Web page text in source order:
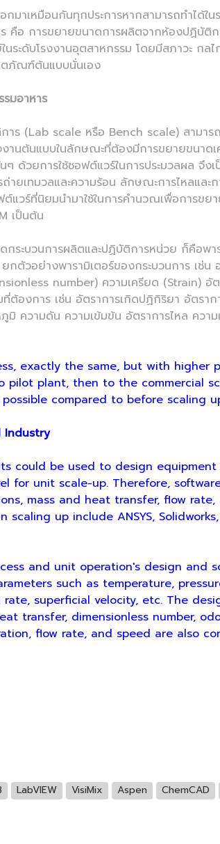
เหมือนกันทุกประการหากสามารถทำได้ใน
คือ การขยายขนาดการผลิตจากห้องปฏิบัติ
ระดับโรงงานอุตสาหกรรม โดยมีสภาวะ ก
ตภัณฑ์ต้นแบบนั่นเอง
มอาหาร
(Lab scale หรือ Bench scale) สามารถ
งงานต้นแบบในลักษณะที่ต้องมีการขยายขน
วยการใช้ซอฟต์แวร์ในการประมวลผล จึง
ายเทมวลและความร้อน ลักษณะการไหลแ
ร์ที่นิยมนำมาใช้ในการคำนวณเพื่อการขยา
เป็นต้น
ะบวนการผลิตและปฏิบัติการหน่วย ก็คือพา
ตัวอย่างพารามิเตอร์ของกระบวนการ เช่
number) ความเครียด (Strain)
องการ เช่น อัตราการเกิดปฏิกิริยา อัตรา
ความดัน ความเข้มข้น อัตราการไหล ควา
exactly the same, but with higher
plant, then to the commercial
possible compared to before
Industry
could be used to design
unit scale-up. Therefore,
mass and heat transfer, flow
up include ANSYS, Solidworks,
and unit operation's design and
such as temperature,
rate, superficial velocity, etc. The
transfer, dimensionless number,
flow rate, and speed are also
LabVIEW VisiMix Aspen ChemCAD